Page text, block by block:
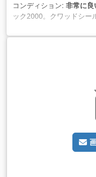
コンディション: 非常に良
ック2000。クワッドシー
ある。700-5kgの袋詰め
Aqijck